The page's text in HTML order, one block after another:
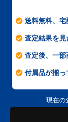
送料無料、
査定結果を
査定後、一
付属品が揃
現在の